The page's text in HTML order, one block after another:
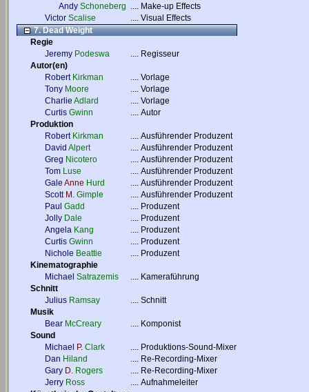
Andy Schoneberg .... Make-up Effects
Victor Scalise .... Visual Effects
7. Dead Weight
Regie
Jeremy Podeswa .... Regisseur
Autor(en)
Robert Kirkman .... Vorlage
Tony Moore .... Vorlage
Charlie Adlard .... Vorlage
Curtis Gwinn .... Autor
Produktion
Robert Kirkman .... Ausführender Produzent
David Alpert .... Ausführender Produzent
Greg Nicotero .... Ausführender Produzent
Tom Luse .... Ausführender Produzent
Gale Anne Hurd .... Ausführender Produzent
Scott M. Gimple .... Ausführender Produzent
Paul Gadd .... Produzent
Jolly Dale .... Produzent
Angela Kang .... Produzent
Curtis Gwinn .... Produzent
Nichole Beattie .... Produzent
Kinematographie
Michael Satrazemis .... Kameraführung
Schnitt
Julius Ramsay .... Schnitt
Musik
Bear McCreary .... Komponist
Sound
Michael
P. Clark .... Produktions-Sound-Mixer
Dan Hiland .... Re-Recording-Mixer
Gary D. Rogers .... Re-Recording-Mixer
Jerry Ross .... Aufnahmeleiter